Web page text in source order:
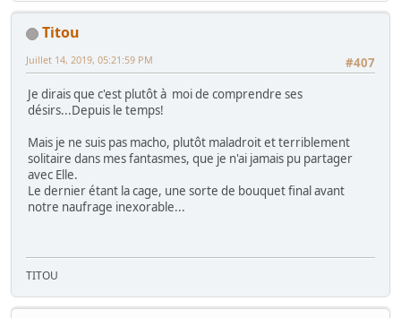
Titou
#407
Juillet 14, 2019, 05:21:59 PM
Je dirais que c'est plutôt à moi de comprendre ses
désirs...Depuis le temps!
Mais je ne suis pas macho, plutôt maladroit et terriblement
solitaire dans mes fantasmes, que je n'ai jamais pu partager
avec Elle.
Le dernier étant la cage, une sorte de bouquet final avant
notre naufrage inexorable...
TITOU